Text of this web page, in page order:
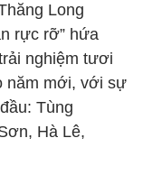
Long
rực rỡ” hứa
nghiệm tươi
năm mới, với sự
Tùng
Hà Lê,